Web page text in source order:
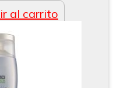
al carrito